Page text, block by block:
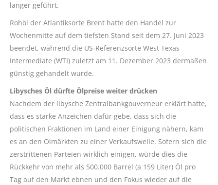
langer geführt.
Rohöl der Atlantiksorte Brent hatte den Handel zur
Wochenmitte auf dem tiefsten Stand seit dem 27. Juni 2023
beendet, während die US-Referenzsorte West Texas
Intermediate (WTI) zuletzt am 11. Dezember 2023 dermaßen
günstig gehandelt wurde.
Libysches Öl dürfte Ölpreise weiter drücken
Nachdem der libysche Zentralbankgouverneur erklärt hatte,
dass es starke Anzeichen dafür gebe, dass sich die
politischen Fraktionen im Land einer Einigung nähern, kam
es an den Ölmärkten zu einer Verkaufswelle. Sofern sich die
zerstrittenen Parteien wirklich einigen, würde dies die
Rückkehr von mehr als 500.000 Barrel (a 159 Liter) Öl pro
Tag auf den Markt ebnen und den Fokus wieder auf die